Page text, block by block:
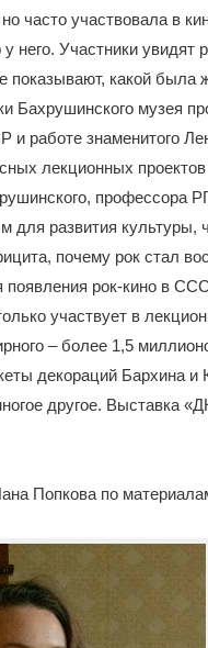
часто участвовала в
него. Участники
показывают, какой была
Бахрушинского музея
работе знаменитого
лекционных
профессора
для развития культуры,
почему рок стал
появления рок-кино в
участвует в
– более 1,5
декораций Бархина и
другое. Выставка
Попкова по